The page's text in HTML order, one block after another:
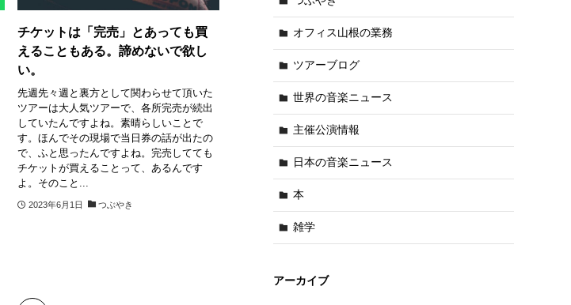
チケットは「完売」とあっても買
えることもある。諦めないで欲し
い。
先週先々週と裏方として関わらせて頂いた
ツアーは大人気ツアーで、各所完売が続出
していたんですよね。素晴らしいことで
す。ほんでその現場で当日券の話が出たの
で、ふと思ったんですよね。完売してても
チケットが買えることって、あるんです
よ。そのこと...
2023年6月1日 つぶやき
オフィス山根の業務
ツアーブログ
世界の音楽ニュース
主催公演情報
日本の音楽ニュース
本
雑学
アーカイブ